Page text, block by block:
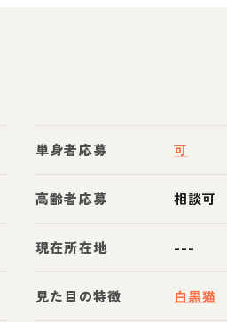
単身者応募 可
高齢者応募 相談可
現在所在地 ---
見た目の特徴 白黒猫